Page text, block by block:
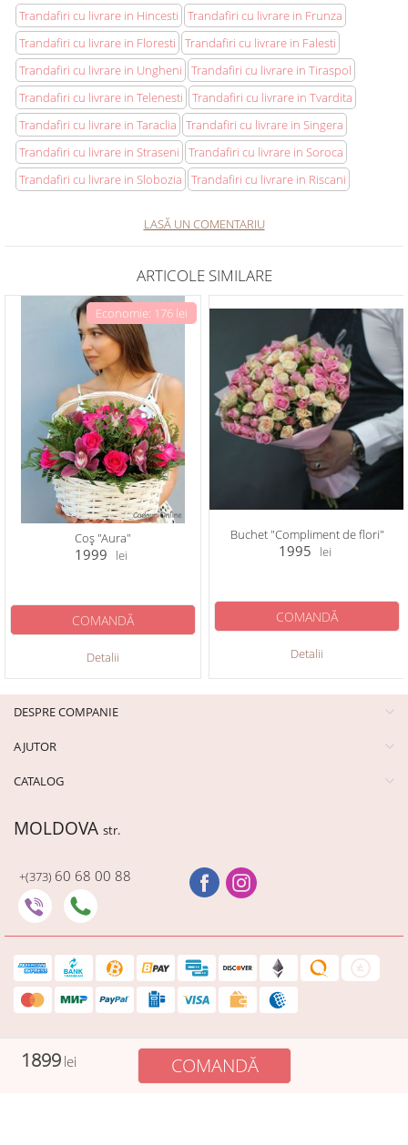
1899 lei COMANDĂ
Trandafiri cu livrare in Hincesti
Trandafiri cu livrare in Frunza
Trandafiri cu livrare in Floresti
Trandafiri cu livrare in Falesti
Trandafiri cu livrare in Ungheni
Trandafiri cu livrare in Tiraspol
Trandafiri cu livrare in Telenesti
Trandafiri cu livrare in Tvardita
Trandafiri cu livrare in Taraclia
Trandafiri cu livrare in Singera
Trandafiri cu livrare in Straseni
Trandafiri cu livrare in Soroca
Trandafiri cu livrare in Slobozia
Trandafiri cu livrare in Riscani
LASĂ UN COMENTARIU
ARTICOLE SIMILARE
Economie: 176 lei
Coș "Aura"
1999 lei
Detalii
COMANDĂ
Buchet "Compliment de flori"
1995 lei
Detalii
COMANDĂ
DESPRE COMPANIE
AJUTOR
CATALOG
MOLDOVA str.
+(373) 60 68 00 88
Ultima dată a fost cumpărat acest